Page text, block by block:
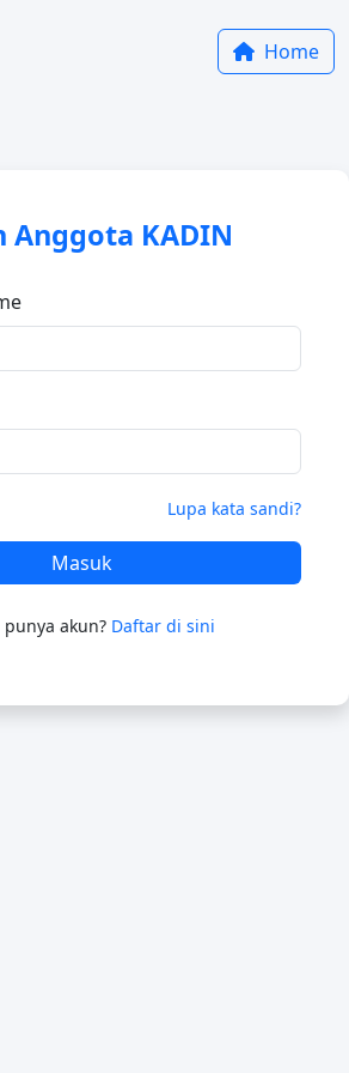
Home
Anggota KADIN
Lupa kata sandi?
Masuk
punya akun? Daftar di sini